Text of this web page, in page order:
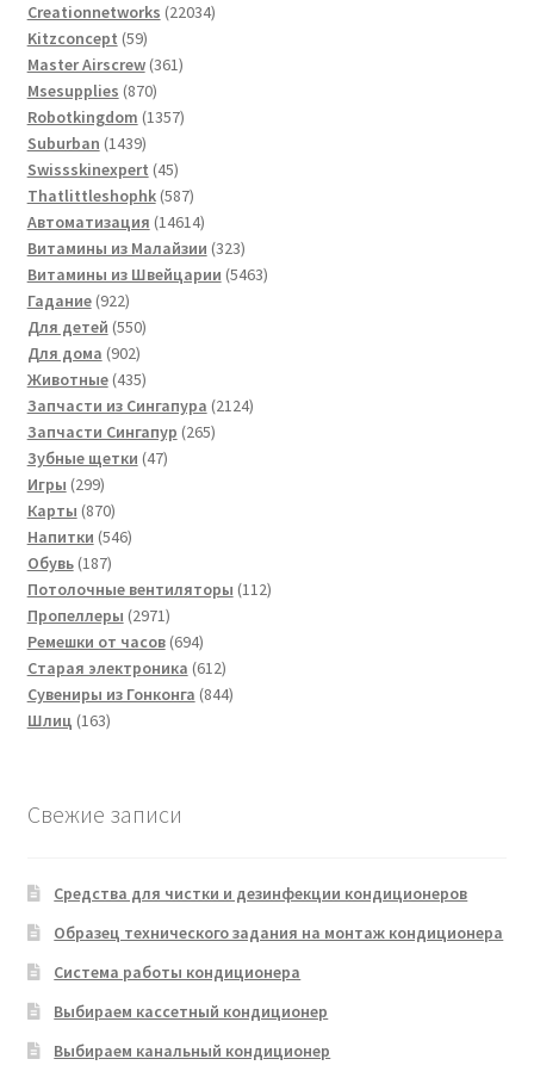
товаров
Creationnetworks 2203422034
Kitzconcept 5959
товаров
Master Airscrew 361361
Msesupplies 870870
товаров
Robotkingdom 13571357
Suburban 14391439
товаров
Swissskinexpert 4545
товаров
Thatlittleshophk 587587
товаров
Автоматизация 1461414614
товаров
Витамины из Малайзии 323323
товара
Витамины из Швейцарии 54635463
Гадание 922922
товара
Для детей 550550
Для дома 902902
товара
Животные 435435
товаров
Запчасти из Сингапура 21242124
Запчасти Сингапур 265265
Зубные щетки 4747
Игры 299299
товаров
Карты 870870
товаров
Напитки 546546
Обувь 187187
товаров
Потолочные вентиляторы 112112
Пропеллеры 29712971
товар
Ремешки от часов 694694
товара
Старая электроника 612612
товаров
Сувениры из Гонконга 844844
Шлиц 163163
Свежие записи
Средства для чистки и дезинфекции кондиционеров
Образец технического задания на монтаж кондиционера
Система работы кондиционера
Выбираем кассетный кондиционер
Выбираем канальный кондиционер